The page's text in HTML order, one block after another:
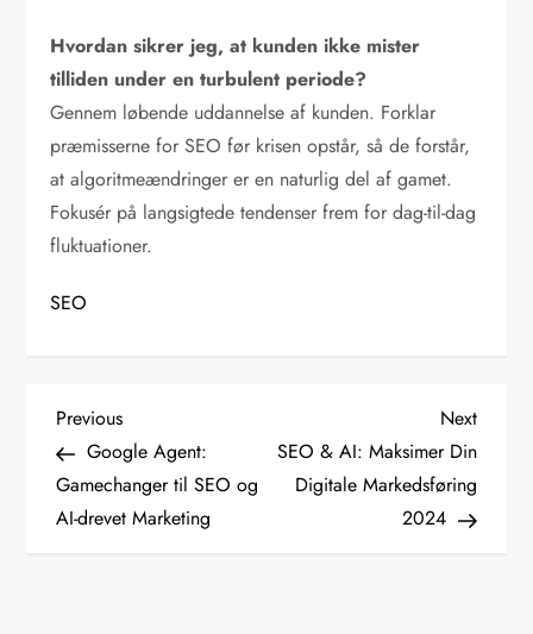
Hvordan sikrer jeg, at kunden ikke mister
tilliden under en turbulent periode?
Gennem løbende uddannelse af kunden. Forklar
præmisserne for SEO før krisen opstår, så de forstår,
at algoritmeændringer er en naturlig del af gamet.
Fokusér på langsigtede tendenser frem for dag-til-dag
fluktuationer.
SEO
I
n
d
Previous
Post
Previous
Google Agent:
Gamechanger til SEO og
AI-drevet Marketing
Next
Post
Next
SEO & AI: Maksimer Din
Digitale Markedsføring
2024